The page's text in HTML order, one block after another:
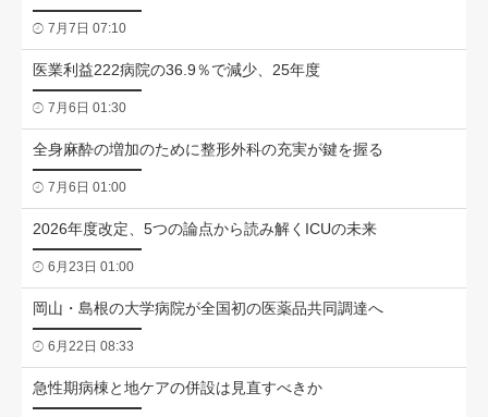
7月7日 07:10
医業利益222病院の36.9％で減少、25年度
7月6日 01:30
全身麻酔の増加のために整形外科の充実が鍵を握る
7月6日 01:00
2026年度改定、5つの論点から読み解くICUの未来
6月23日 01:00
岡山・島根の大学病院が全国初の医薬品共同調達へ
6月22日 08:33
急性期病棟と地ケアの併設は見直すべきか